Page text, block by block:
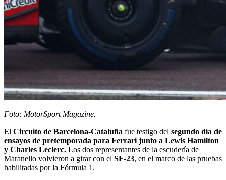
Foto: MotorSport Magazine.
El Circuito de Barcelona-Cataluña fue testigo del segundo día de
ensayos de pretemporada para Ferrari junto a Lewis Hamilton
y Charles Leclerc. Los dos representantes de la escudería de
Maranello volvieron a girar con el SF-23, en el marco de las pruebas
habilitadas por la Fórmula 1.